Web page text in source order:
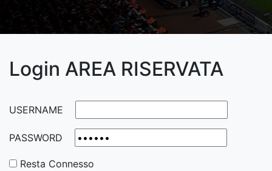
Login AREA RISERVATA
USERNAME
PASSWORD
Resta Connesso